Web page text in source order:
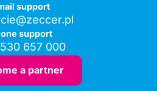
support
support
657 000
a partner